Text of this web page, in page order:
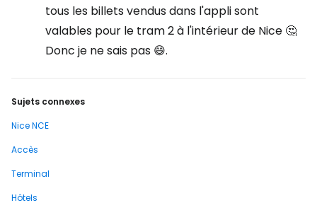
tous les billets vendus dans l'appli sont
valables pour le tram 2 à l'intérieur de Nice 🤔
Donc je ne sais pas 😄.
Sujets connexes
Nice NCE
Accès
Terminal
Hôtels